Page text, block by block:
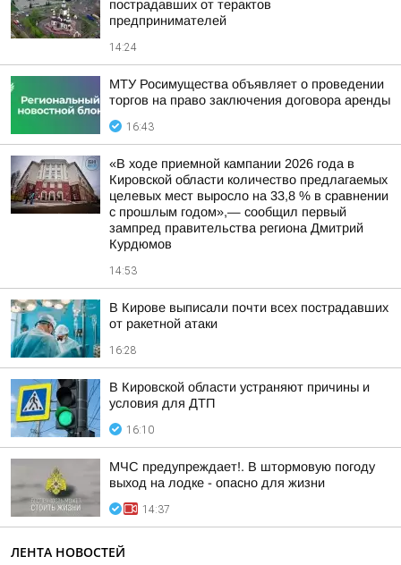
пострадавших от терактов
предпринимателей
14:24
МТУ Росимущества объявляет о проведении
торгов на право заключения договора аренды
16:43
«В ходе приемной кампании 2026 года в
Кировской области количество предлагаемых
целевых мест выросло на 33,8 % в сравнении
с прошлым годом»,— сообщил первый
зампред правительства региона Дмитрий
Курдюмов
14:53
В Кирове выписали почти всех пострадавших
от ракетной атаки
16:28
В Кировской области устраняют причины и
условия для ДТП
16:10
МЧС предупреждает!. В штормовую погоду
выход на лодке - опасно для жизни
14:37
ЛЕНТА НОВОСТЕЙ